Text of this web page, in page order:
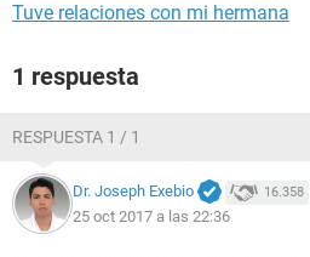
Tuve relaciones con mi hermana
1 respuesta
RESPUESTA 1 / 1
Dr. Joseph Exebio 16.358
25 oct 2017 a las 22:36